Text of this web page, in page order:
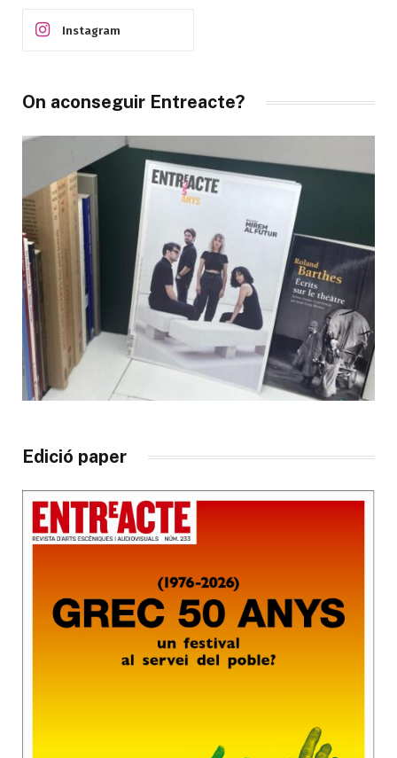
Instagram
On aconseguir Entreacte?
Edició paper